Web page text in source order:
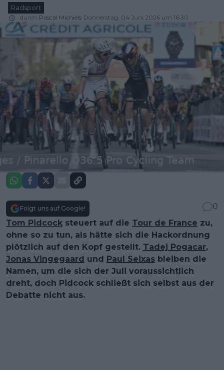
Radsport
durch Pascal Michiels Donnerstag, 04 Juni 2026 um 16:30
Folgt uns auf Google!
0
Tom Pidcock steuert auf die Tour de France zu,
ohne so zu tun, als hätte sich die Hackordnung
plötzlich auf den Kopf gestellt. Tadej Pogacar,
Jonas Vingegaard und Paul Seixas bleiben die
Namen, um die sich der Juli voraussichtlich
dreht, doch Pidcock schließt sich selbst aus der
Debatte nicht aus.